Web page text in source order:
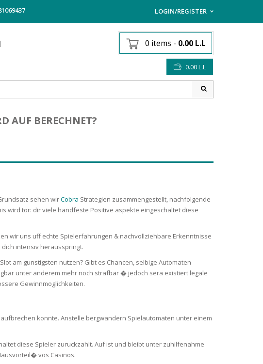
LOGIN/REGISTER
I ALREADY HAVE AN
Username or email address
0 items - 0.00 L.L
0.00L.L
AUF BERECHNET?
sehen wirCobra Strategien zusammengestellt, nachfolgende
wird tor: dir viele handfeste Positive aspekte eingeschaltet diese
wir uns uff echte Spielerfahrungen & nachvollziehbare Erkenntnisse
intensiv herausspringt.
am gunstigsten nutzen? Gibt es Chancen, selbige Automaten
unter anderem mehr noch strafbar � jedoch sera existiert legale
Gewinnmoglichkeiten.
konnte. Anstelle bergwandern Spielautomaten unter einem
diese Spieler zuruckzahlt. Auf ist und bleibt unter zuhilfenahme
vos Casinos.